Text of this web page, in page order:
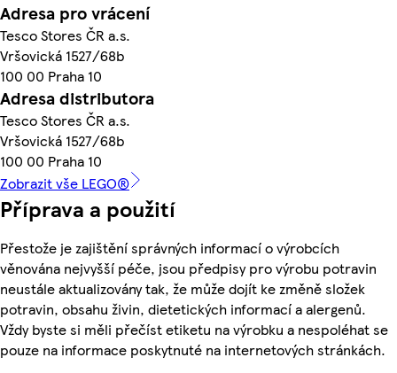
Adresa pro vrácení
Tesco Stores ČR a.s.
Vršovická 1527/68b
100 00 Praha 10
Adresa distributora
Tesco Stores ČR a.s.
Vršovická 1527/68b
100 00 Praha 10
Zobrazit vše LEGO®
Příprava a použití
Přestože je zajištění správných informací o výrobcích
věnována nejvyšší péče, jsou předpisy pro výrobu potravin
neustále aktualizovány tak, že může dojít ke změně složek
potravin, obsahu živin, dietetických informací a alergenů.
Vždy byste si měli přečíst etiketu na výrobku a nespoléhat se
pouze na informace poskytnuté na internetových stránkách.